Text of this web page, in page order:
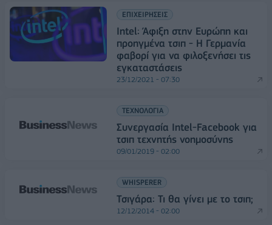
ΕΠΙΧΕΙΡΗΣΕΙΣ
Intel: Άφιξη στην Ευρώπη και
προηγμένα τσιπ - Η Γερμανία
φαβορί για να φιλοξενήσει τις
εγκαταστάσεις
23/12/2021 - 07:30
ΤΕΧΝΟΛΟΓΙΑ
Συνεργασία Intel-Facebook για
τσιπ τεχνητής νοημοσύνης
09/01/2019 - 02:00
WHISPERER
Τσιγάρα: Τι θα γίνει με το τσιπ;
12/12/2014 - 02:00